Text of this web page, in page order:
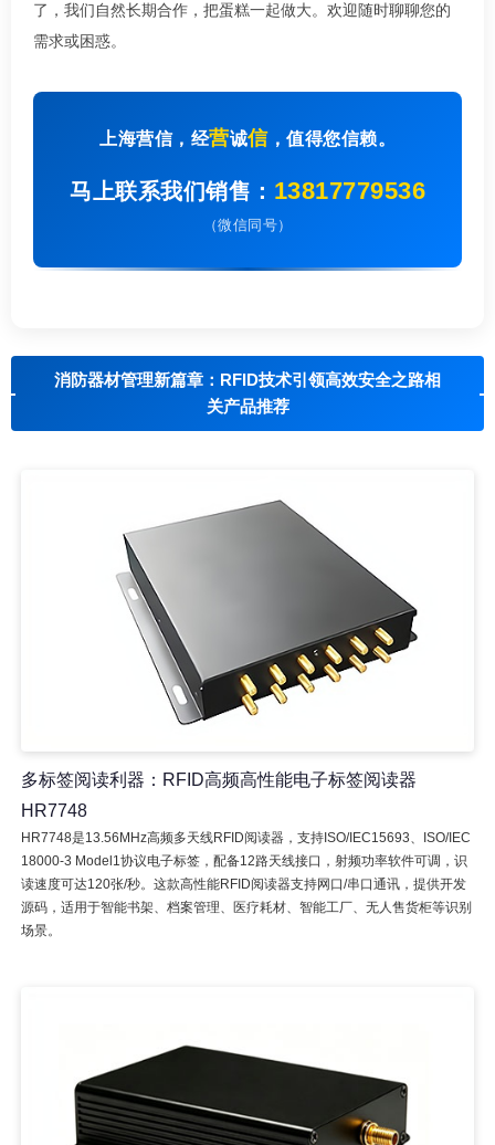
了，我们自然长期合作，把蛋糕一起做大。欢迎随时聊聊您的
需求或困惑。
上海营信，经营诚信，值得您信赖。
马上联系我们销售： 13817779536
（微信同号）
消防器材管理新篇章：RFID技术引领高效安全之路相
关产品推荐
多标签阅读利器：RFID高频高性能电子标签阅读器
HR7748
HR7748是13.56MHz高频多天线RFID阅读器，支持ISO/IEC15693、ISO/IEC
18000-3 Model1协议电子标签，配备12路天线接口，射频功率软件可调，识
读速度可达120张/秒。这款高性能RFID阅读器支持网口/串口通讯，提供开发
源码，适用于智能书架、档案管理、医疗耗材、智能工厂、无人售货柜等识别
场景。